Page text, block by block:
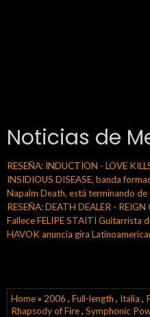
Noticias de
RESEÑA: INDUCTION - LOVE
INSIDIOUS DISEASE, banda
Napalm Death, está terminando
RESEÑA: DEATH DEALER -
Fallece FELIPE STAITI Guitarrista
HAVOK anuncia gira
Home» 2006 , Full-length , Italia ,
Rhapsody of Fire, Symphonic